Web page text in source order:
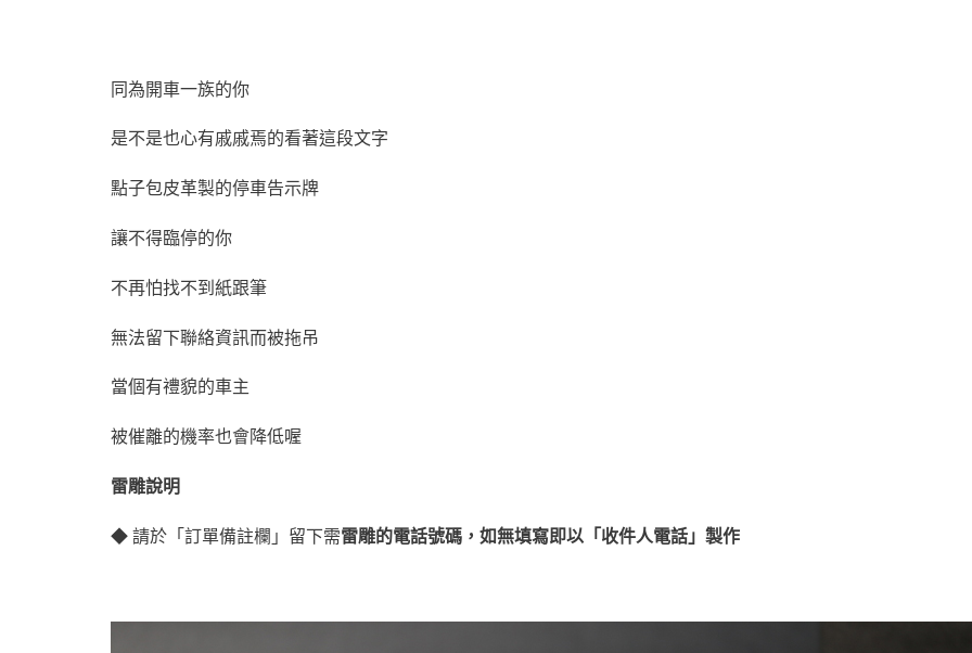
同為開車一族的你
是不是也心有戚戚焉的看著這段文字
點子包皮革製的停車告示牌
讓不得臨停的你
不再怕找不到紙跟筆
無法留下聯絡資訊而被拖吊
當個有禮貌的車主
被催離的機率也會降低喔
雷雕說明
◆ 請於「訂單備註欄」留下需雷雕的電話號碼，如無填寫即以「收件人電話」製作